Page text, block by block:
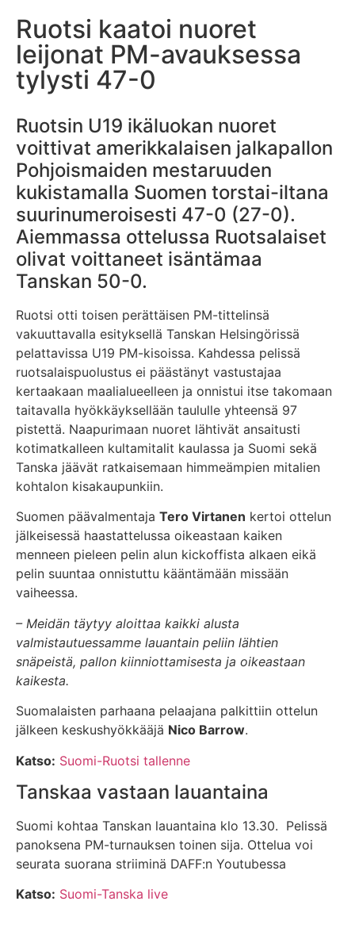
Ruotsi kaatoi nuoret
leijonat PM-avauksessa
tylysti 47-0
Ruotsin U19 ikäluokan nuoret
voittivat amerikkalaisen jalkapallon
Pohjoismaiden mestaruuden
kukistamalla Suomen torstai-iltana
suurinumeroisesti 47-0 (27-0).
Aiemmassa ottelussa Ruotsalaiset
olivat voittaneet isäntämaa
Tanskan 50-0.
Ruotsi otti toisen perättäisen PM-tittelinsä
vakuuttavalla esityksellä Tanskan Helsingörissä
pelattavissa U19 PM-kisoissa. Kahdessa pelissä
ruotsalaispuolustus ei päästänyt vastustajaa
kertaakaan maalialueelleen ja onnistui itse takomaan
taitavalla hyökkäyksellään taululle yhteensä 97
pistettä. Naapurimaan nuoret lähtivät ansaitusti
kotimatkalleen kultamitalit kaulassa ja Suomi sekä
Tanska jäävät ratkaisemaan himmeämpien mitalien
kohtalon kisakaupunkiin.
Suomen päävalmentaja Tero Virtanen kertoi ottelun
jälkeisessä haastattelussa oikeastaan kaiken
menneen pieleen pelin alun kickoffista alkaen eikä
pelin suuntaa onnistuttu kääntämään missään
vaiheessa.
– Meidän täytyy aloittaa kaikki alusta
valmistautuessamme lauantain peliin lähtien
snäpeistä, pallon kiinniottamisesta ja oikeastaan
kaikesta.
Suomalaisten parhaana pelaajana palkittiin ottelun
jälkeen keskushyökkääjä Nico Barrow.
Katso: Suomi-Ruotsi tallenne
Tanskaa vastaan lauantaina
Suomi kohtaa Tanskan lauantaina klo 13.30. Pelissä
panoksena PM-turnauksen toinen sija. Ottelua voi
seurata suorana striiminä DAFF:n Youtubessa
Katso: Suomi-Tanska live